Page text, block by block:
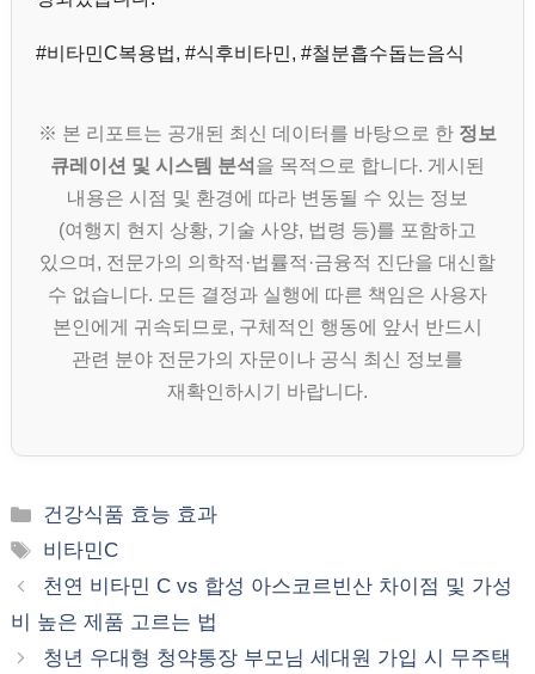
#비타민C복용법, #식후비타민, #철분흡수돕는음식
※ 본 리포트는 공개된 최신 데이터를 바탕으로 한 정보
큐레이션 및 시스템 분석 을 목적으로 합니다. 게시된
내용은 시점 및 환경에 따라 변동될 수 있는 정보
(여행지 현지 상황, 기술 사양, 법령 등)를 포함하고
있으며, 전문가의 의학적·법률적·금융적 진단을 대신할
수 없습니다. 모든 결정과 실행에 따른 책임은 사용자
본인에게 귀속되므로, 구체적인 행동에 앞서 반드시
관련 분야 전문가의 자문이나 공식 최신 정보를
재확인하시기 바랍니다.
카
테
리
건강식품 효능 효과
태
그
비타민C
천연 비타민 C vs 합성 아스코르빈산 차이점 및 가성
비 높은 제품 고르는 법
청년 우대형 청약통장 부모님 세대원 가입 시 무주택